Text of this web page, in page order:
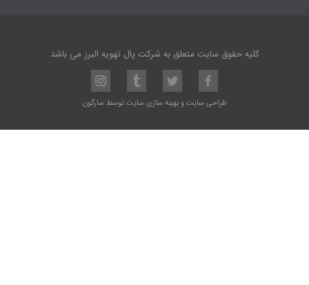
کلیه حقوق سایت متعلق به شرکت پال تهویه البرز می باشد
طراحی سایتوبهینه سازی سایتتوسط سارگون